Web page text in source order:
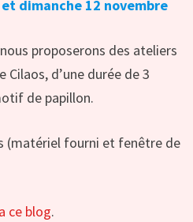
dimanche 12 novembre
proposerons des ateliers
d’une durée de 3
de papillon.
(matériel fourni et fenêtre de
ce blog.